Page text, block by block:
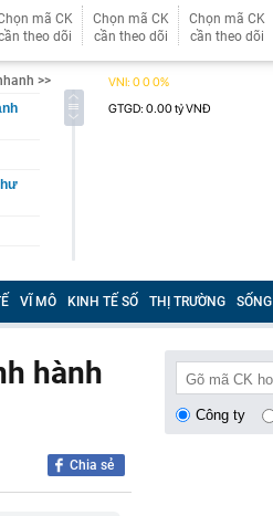
mã CK
theo dõi
Chọn mã CK
cần theo dõi
Chọn mã CK
cần theo dõi
>>
VĨ MÔ KINH TẾ SỐ THỊ TRƯỜNG SỐNG
hành
Chia sẻ
Công ty